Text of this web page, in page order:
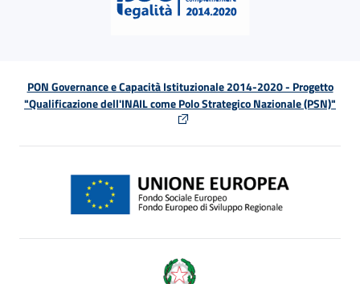
PON Governance e Capacità Istituzionale 2014-2020 - Progetto
"Qualificazione dell'INAIL come Polo Strategico Nazionale (PSN)"